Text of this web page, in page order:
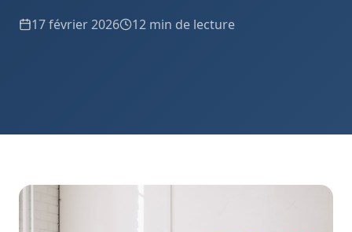
17 février 2026 12 min de lecture